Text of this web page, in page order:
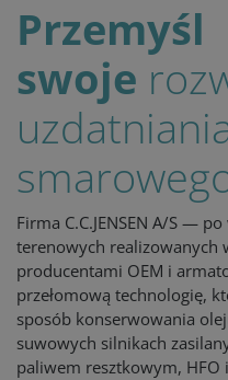
Przemyśl
swoje
Firma C.C.JENSEN A/S —
terenowych realizowanych
producentami OEM i
przełomową technologię,
sposób konserwowania
suwowych silnikach
paliwem resztkowym,